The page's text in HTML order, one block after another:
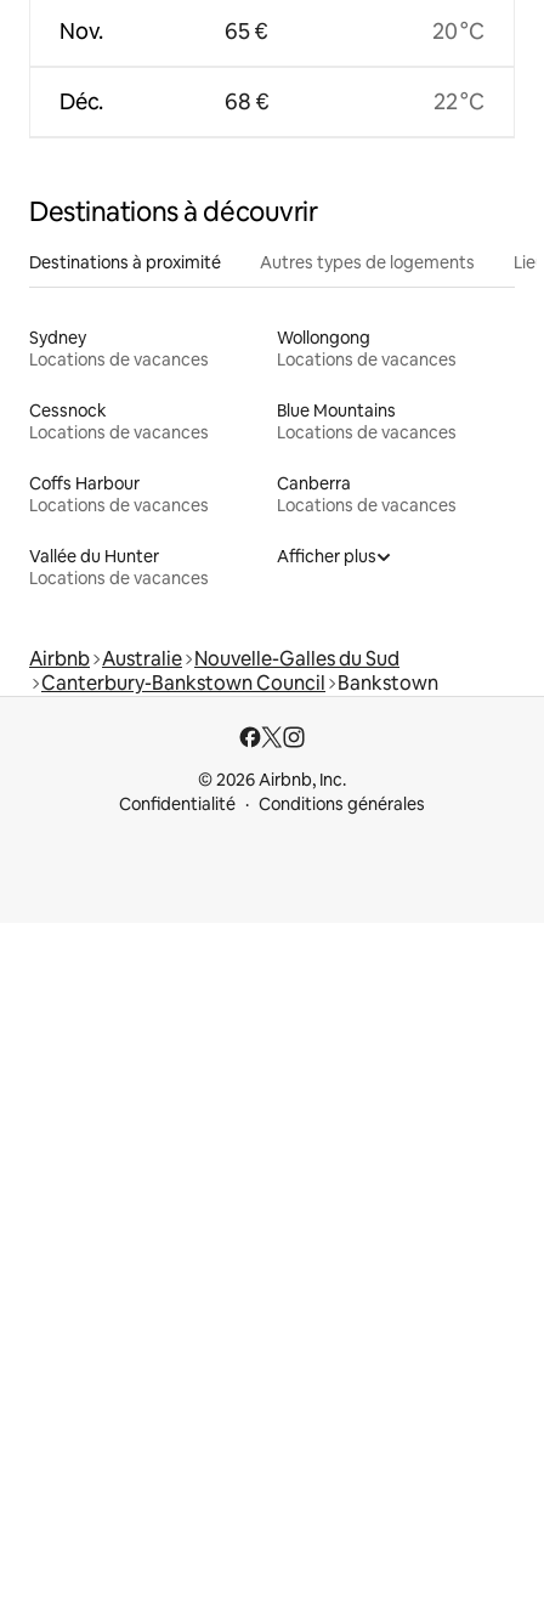
Nov.
Déc.
65 €
68 €
20 °C
22 °C
Destinations à découvrir
Destinations à proximité Autres types de logements
Sydney
Locations de vacances
Wollongong
Locations de vacances
Cessnock
Locations de vacances
Blue Mountains
Locations de vacances
Coffs Harbour
Locations de vacances
Canberra
Locations de vacances
Vallée du Hunter
Locations de vacances
Afficher plus
Airbnb Australie Nouvelle-Galles du Sud
Canterbury-Bankstown Council Bankstown
© 2026 Airbnb, Inc.
Confidentialité
Conditions générales